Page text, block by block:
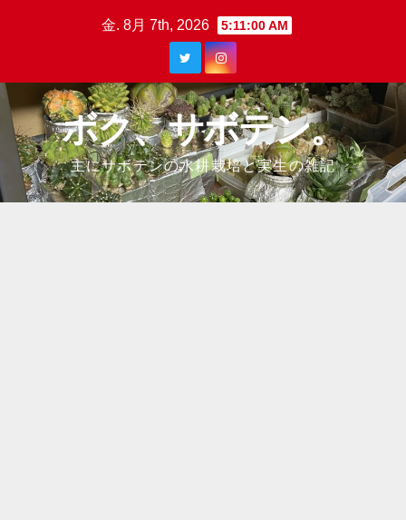
金. 8月 7th, 2026 5:11:02 AM
ボク、サボテン。
主にサボテンの水耕栽培と実生の雑記